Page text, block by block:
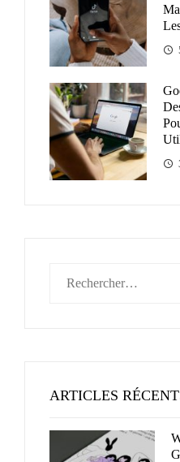
ARTICLES